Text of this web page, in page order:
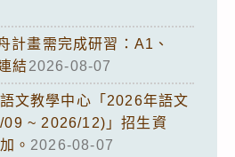
計畫需完成研習：A1、
結2026-08-07
文教學中心「2026年語文
09 ~ 2026/12)」招生資
。 2026-08-07